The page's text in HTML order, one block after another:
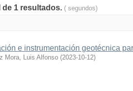
de 1 resultados. ( segundos)
e instrumentación geotécnica
Mora, Luis Alfonso (2023-10-12)